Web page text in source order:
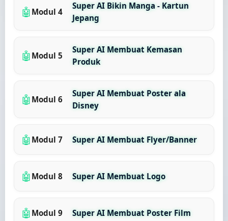
🤖 Modul 4
Super AI Bikin Manga - Kartun
Jepang
🤖 Modul 5
Super AI Membuat Kemasan
Produk
🤖 Modul 6
Super AI Membuat Poster ala
Disney
🤖 Modul 7 Super AI Membuat Flyer/Banner
🤖 Modul 8 Super AI Membuat Logo
🤖 Modul 9 Super AI Membuat Poster Film